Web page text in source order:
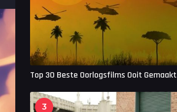
Top 30 Beste Oorlogsfilms Ooit Gemaakt
3